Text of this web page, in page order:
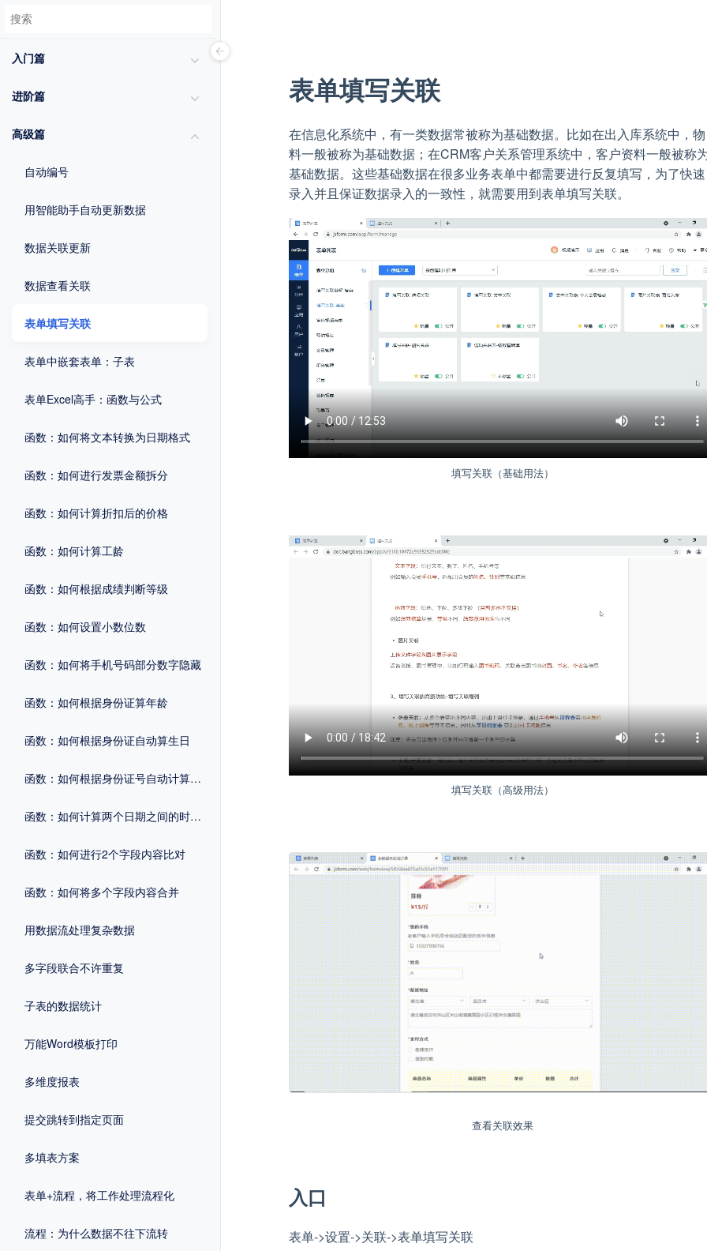
入门篇
进阶篇
高级篇
自动编号
用智能助手自动更新数据
数据关联更新
数据查看关联
表单填写关联
表单中嵌套表单：子表
表单Excel高手：函数与公式
函数：如何将文本转换为日期格式
函数：如何进行发票金额拆分
函数：如何计算折扣后的价格
函数：如何计算工龄
函数：如何根据成绩判断等级
函数：如何设置小数位数
函数：如何将手机号码部分数字隐藏
函数：如何根据身份证算年龄
函数：如何根据身份证自动算生日
函数：如何根据身份证号自动计算性别
函数：如何计算两个日期之间的时间差
函数：如何进行2个字段内容比对
函数：如何将多个字段内容合并
用数据流处理复杂数据
多字段联合不许重复
子表的数据统计
万能Word模板打印
多维度报表
提交跳转到指定页面
多填表方案
表单+流程，将工作处理流程化
流程：为什么数据不往下流转
表单填写关联
在信息化系统中，有一类数据常被称为基础数据。比如在出入库系统中，物
料一般被称为基础数据；在CRM客户关系管理系统中，客户资料一般被称
基础数据。这些基础数据在很多业务表单中都需要进行反复填写，为了快速
录入并且保证数据录入的一致性，就需要用到表单填写关联。
填写关联（基础用法）
填写关联（高级用法）
查看关联效果
入口
表单->设置->关联->表单填写关联